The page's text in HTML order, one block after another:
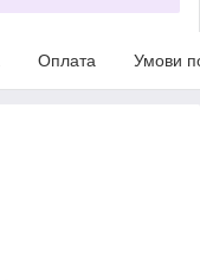
Оплата Умови